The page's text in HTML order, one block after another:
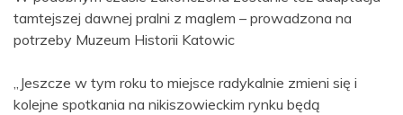
tamtejszej dawnej pralni z maglem – prowadzona na
potrzeby Muzeum Historii Katowic
„Jeszcze w tym roku to miejsce radykalnie zmieni się i
kolejne spotkania na nikiszowieckim rynku będą